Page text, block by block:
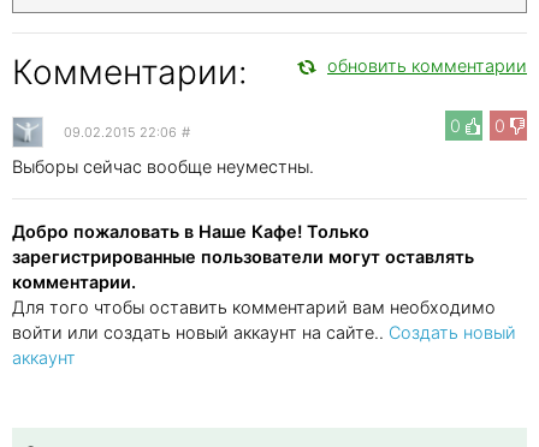
Комментарии: обновить комментарии
0 0
09.02.2015 22:06 #
Выборы сейчас вообще неуместны.
Добро пожаловать в Наше Кафе! Только
зарегистрированные пользователи могут оставлять
комментарии.
Для того чтобы оставить комментарий вам необходимо
войти или создать новый аккаунт на сайте.. Создать новый
аккаунт